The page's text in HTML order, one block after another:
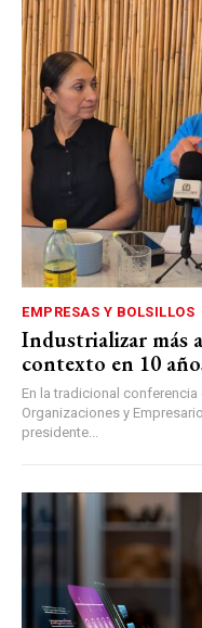
EMPRESAS Y BOLSILLOS
Industrializar más
contexto en 10
En la tradicional
Organizaciones y
presidente...